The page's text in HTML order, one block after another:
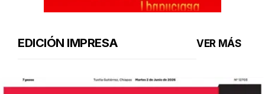
EDICIÓN IMPRESA VER MÁS